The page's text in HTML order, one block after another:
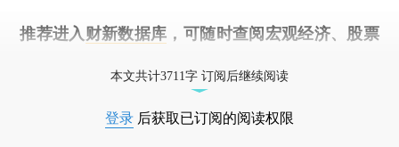
推荐进入 财新数据库 ，可随时查阅宏观经济、股票
本文共计3711字 订阅后继续阅读
登录 后获取已订阅的阅读权限